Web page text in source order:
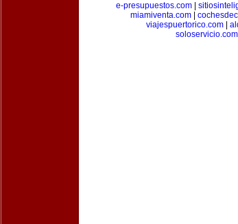
e-presupuestos.com
miamiventa.com
viajespuertorico.com|
soloservicio.com